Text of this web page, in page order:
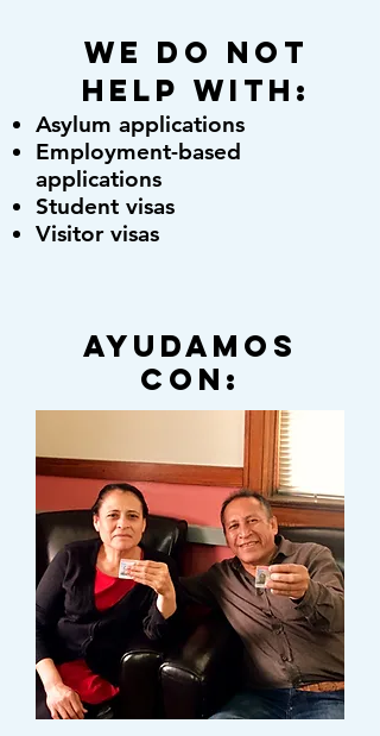
We do not
help with:
Asylum applications
Employment-based
applications
Student visas
Visitor visas
Ayudamos
Con: